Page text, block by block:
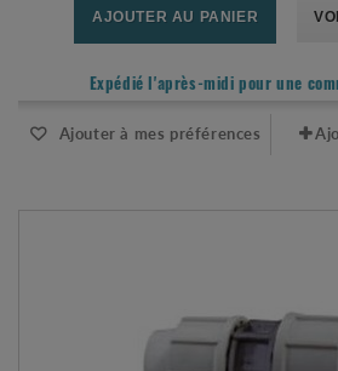
AJOUTER AU PANIER
Expédié l'après-midi pour une
Ajouter à mes préférences